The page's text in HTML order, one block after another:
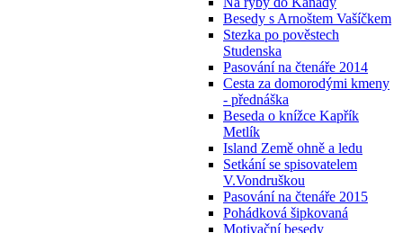
Besedy s Arnoštem Vašíčkem
Stezka po pověstech
Studenska
Pasování na čtenáře 2014
Cesta za domorodými kmeny
- přednáška
Beseda o knížce Kapřík
Metlík
Island Země ohně a ledu
Setkání se spisovatelem
V.Vondruškou
Pasování na čtenáře 2015
Pohádková šipkovaná
Motivační besedy